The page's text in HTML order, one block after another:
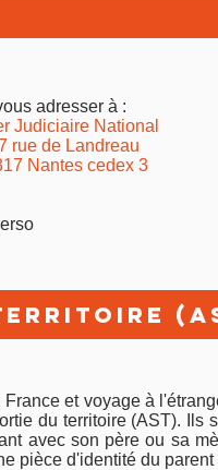
adresser à :
Judiciaire National
rue de Landreau
Nantes cedex 3
et voyage à
du territoire (AST). Ils
avec son père ou sa
pièce d'identité du parent